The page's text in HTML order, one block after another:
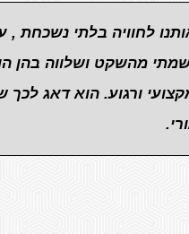
לחוויה בלתי נשכחת
מהשקט ושלווה בהן
ורגוע. הוא דאג לכך